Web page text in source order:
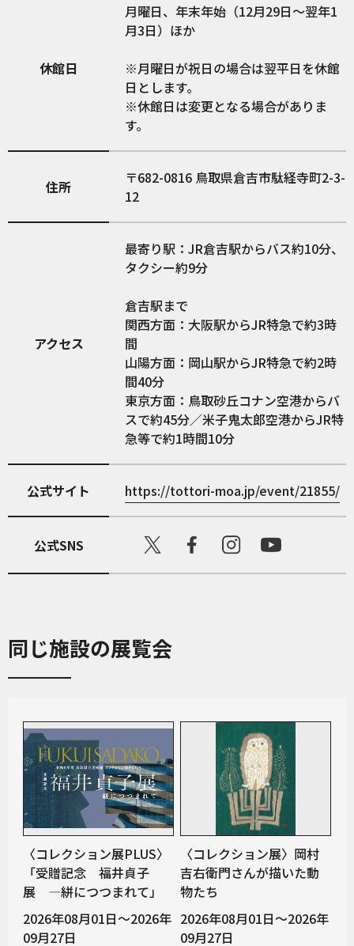
休館日
月曜日、年末年始（12月29日～翌年1
月3日）ほか
※月曜日が祝日の場合は翌平日を休館
日とします。
※休館日は変更となる場合がありま
す。
住所 682-0816 鳥取県倉吉市駄経寺町2-3-
12
アクセス
最寄り駅：JR倉吉駅からバス約10分、
タクシー約9分
倉吉駅まで
関西方面：大阪駅からJR特急で約3時
間
山陽方面：岡山駅からJR特急で約2時
間40分
東京方面：鳥取砂丘コナン空港からバ
スで約45分／米子鬼太郎空港からJR特
急等で約1時間10分
公式サイト https://tottori-moa.jp/event/21855/
公式SNS
同じ施設の展覧会
〈コレクション展PLUS〉
「受贈記念 福井貞子
展 ―絣につつまれて」
2026年08月01日～2026年
09月27日
〈コレクション展〉岡村
吉右衛門さんが描いた動
物たち
2026年08月01日～2026年
09月27日